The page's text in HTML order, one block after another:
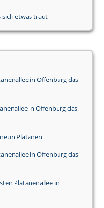
sich etwas traut
in Offenburg das
in Offenburg das
Platanen
in Offenburg das
Platanenallee in